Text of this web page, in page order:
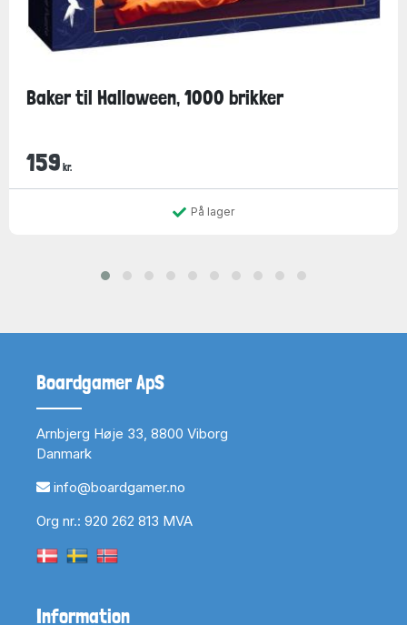
Baker til Halloween, 1000 brikker
159 kr.
På lager
Boardgamer ApS
Arnbjerg Høje 33, 8800 Viborg
Danmark
info@boardgamer.no
Org nr.: 920 262 813 MVA
Information